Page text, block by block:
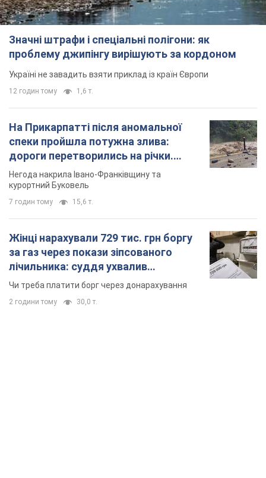
Значні штрафи і спеціальні полігони: як
проблему джипінгу вирішують за кордоном
Україні не завадить взяти приклад із країн Європи
12 годин тому 1,6 т.
На Прикарпатті після аномальної
спеки пройшла потужна злива:
дороги перетворились на річки.
Відео
Негода накрила Івано-Франківщину та
курортний Буковель
7 годин тому 15,6 т.
Жінці нарахували 729 тис. грн боргу
за газ через покази зіпсованого
лічильника: суддя ухвалив
неочікуване рішення
Чи треба платити борг через донарахування
2 години тому 30,0 т.